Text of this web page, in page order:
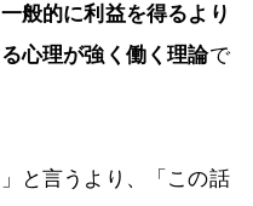
般的に利益を得るより
心理が強く働く理論で
と言うより、「この話